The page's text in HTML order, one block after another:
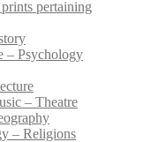
pertaining
– Psychology
– Theatre
– Religions